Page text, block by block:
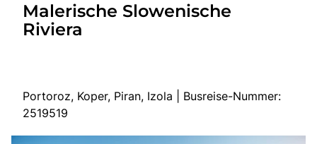
Highlights
Malerische Slowenische
Riviera
Portoroz, Koper, Piran, Izola | Busreise-Nummer:
2519519